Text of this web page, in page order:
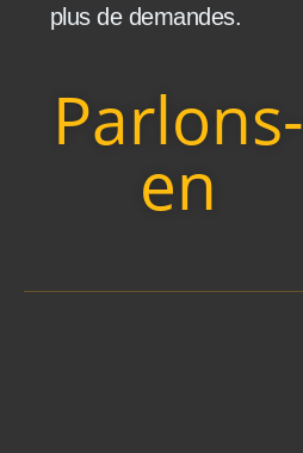
plus de demandes.
Parlons-
en